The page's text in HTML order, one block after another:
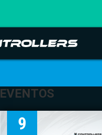
EVENTOS
9